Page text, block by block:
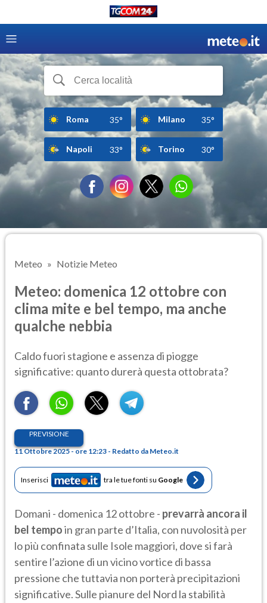
Roma 35° Milano 35°
Napoli 33° Torino 30°
Meteo Notizie Meteo
Meteo: domenica 12 ottobre con
clima mite e bel tempo, ma anche
qualche nebbia
Caldo fuori stagione e assenza di piogge
significative: quanto durerà questa ottobrata?
PREVISIONE
11 Ottobre 2025 - ore 12:23 - Redatto da Meteo.it
Inserisci tra le tue fonti su Google
Domani - domenica 12 ottobre - prevarrà ancora il
bel tempoin gran parte d’Italia, con nuvolosità per
lo più confinata sulle Isole maggiori, dove si farà
sentire l’azione di un vicino vortice di bassa
pressione che tuttavia non porterà precipitazioni
significative. Sulle pianure del Nord la stabilità